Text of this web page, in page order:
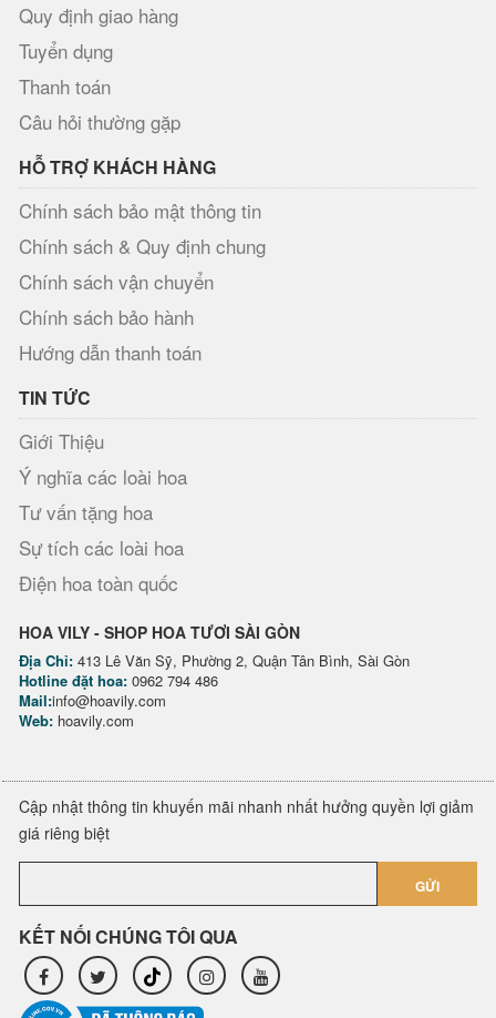
Quy định giao hàng
Tuyển dụng
Thanh toán
Câu hỏi thường gặp
HỖ TRỢ KHÁCH HÀNG
Chính sách bảo mật thông tin
Chính sách & Quy định chung
Chính sách vận chuyển
Chính sách bảo hành
Hướng dẫn thanh toán
TIN TỨC
Giới Thiệu
Ý nghĩa các loài hoa
Tư vấn tặng hoa
Sự tích các loài hoa
Điện hoa toàn quốc
HOA VILY - SHOP HOA TƯƠI SÀI GÒN
Địa Chỉ: 413 Lê Văn Sỹ, Phường 2, Quận Tân Bình, Sài Gòn
Hotline đặt hoa: 0962 794 486
Mail:info@hoavily.com
Web: hoavily.com
Cập nhật thông tin khuyến mãi nhanh nhất hưởng quyền lợi giảm
giá riêng biệt
GỬI
KẾT NỐI CHÚNG TÔI QUA